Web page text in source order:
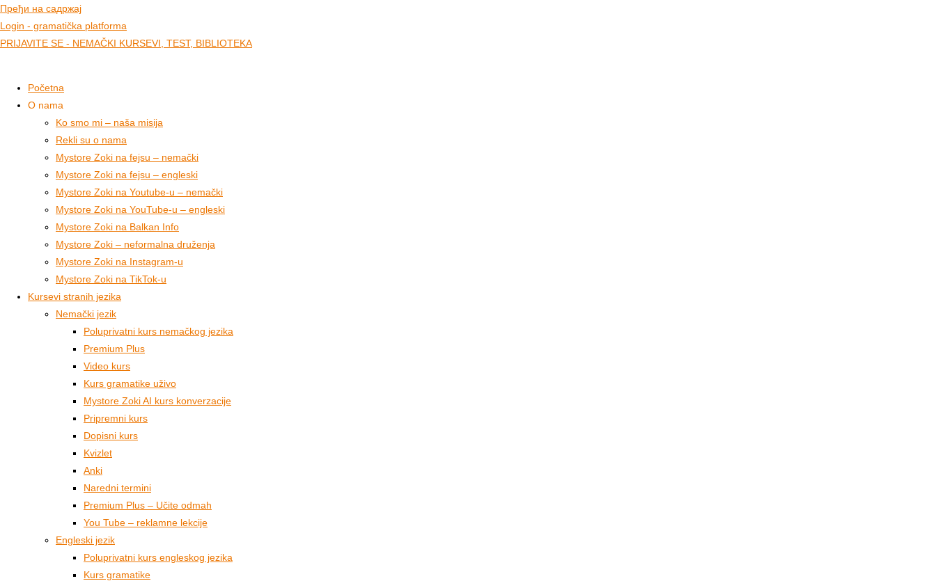
Пређи на садржај
Login - gramatička platforma
PRIJAVITE SE - NEMAČKI KURSEVI, TEST, BIBLIOTEKA
Početna
O nama
Ko smo mi – naša misija
Rekli su o nama
Mystore Zoki na fejsu – nemački
Mystore Zoki na fejsu – engleski
Mystore Zoki na Youtube-u – nemački
Mystore Zoki na YouTube-u – engleski
Mystore Zoki na Balkan Info
Mystore Zoki – neformalna druženja
Mystore Zoki na Instagram-u
Mystore Zoki na TikTok-u
Kursevi stranih jezika
Nemački jezik
Poluprivatni kurs nemačkog jezika
Premium Plus
Video kurs
Kurs gramatike uživo
Mystore Zoki AI kurs konverzacije
Pripremni kurs
Dopisni kurs
Kvizlet
Anki
Naredni termini
Premium Plus – Učite odmah
You Tube – reklamne lekcije
Engleski jezik
Poluprivatni kurs engleskog jezika
Kurs gramatike